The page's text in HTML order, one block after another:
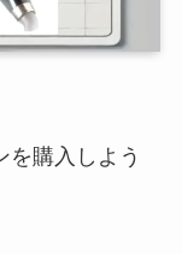
を購入しよう